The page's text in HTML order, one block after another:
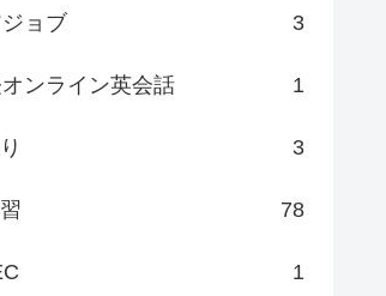
ョブ 3
ンライン英会話 1
3
78
1